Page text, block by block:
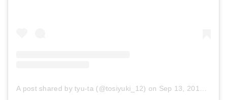
A post shared by tyu-ta (@tosiyuki_12) on Sep 13, 2018 at 5:38am PDT